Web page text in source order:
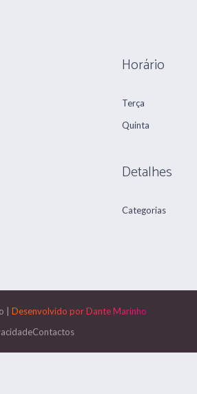
Horário
Terça
Quinta
Detalhes
Categorias
Desenvolvido porDante Marinho
Contactos